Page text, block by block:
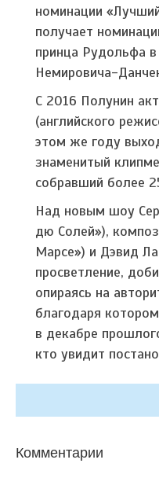
номинации
получает
принца Рудольфа
Немировича-
C 2016 Полунин
(английского
этом же году
знаменитый
собравший более
Над новым шоу
дю Солей»),
Марсе») и Дэвид
просветление,
опираясь на
благодаря
в декабре
кто увидит
Комментарии